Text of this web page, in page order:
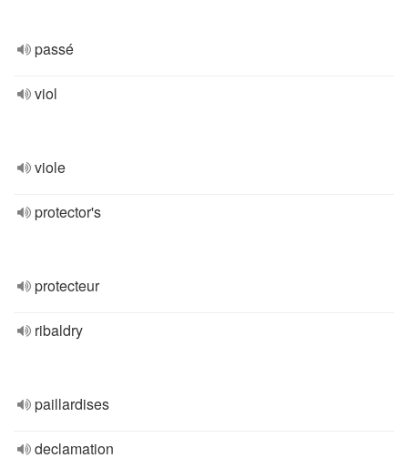
passé
viol
viole
protector's
protecteur
ribaldry
paillardises
declamation